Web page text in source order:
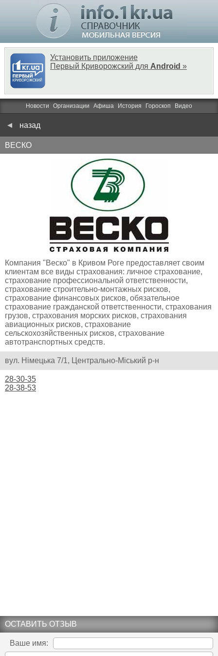
Установить приложение
Первый Криворожский для Android »
Новости Организации Афиша История Гороскоп Видео
назад
ВЕСКО
Компания "Веско" в Кривом Роге предоставляет своим
клиентам все виды страхования: личное страхование,
страхование профессиональной ответственности,
страхование строительно-монтажных рисков,
страхование финансовых рисков, обязательное
страхование гражданской ответственности, страхования
грузов, страхования морских рисков, страхования
авиационных рисков, страхование
сельскохозяйственных рисков, страхование
автотранспортных средств.
вул. Німецька 7/1, Центрально-Міський р-н
28-30-35
28-38-53
ОСТАВИТЬ ОТЗЫВ
Ваше имя: